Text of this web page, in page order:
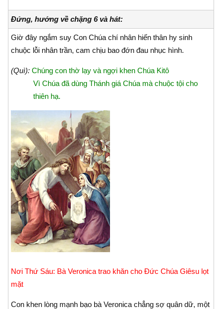
Đứng, hướng về chặng 6 và hát:
Giờ đây ngắm suy Con Chúa chí nhân hiến thân hy sinh
chuộc lỗi nhân trần, cam chịu bao đớn đau nhục hình.
(Quì): Chúng con thờ lạy và ngợi khen Chúa Kitô
Vì Chúa đã dùng Thánh giá Chúa mà chuộc tội cho
thiên hạ.
Nơi Thứ Sáu: Bà Veronica trao khăn cho Ðức Chúa Giêsu lọt
mặt
Con khen lòng mạnh bạo bà Veronica chẳng sợ quân dữ, một